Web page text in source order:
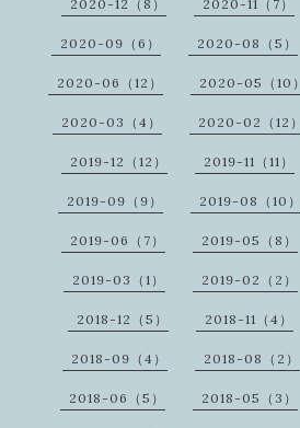
2020-12（8） 2020-11（7）
2020-09（6） 2020-08（5）
2020-06（12） 2020-05（10）
2020-03（4） 2020-02（12）
2019-12（12） 2019-11（11）
2019-09（9） 2019-08（10）
2019-06（7） 2019-05（8）
2019-03（1） 2019-02（2）
2018-12（5） 2018-11（4）
2018-09（4） 2018-08（2）
2018-06（5） 2018-05（3）